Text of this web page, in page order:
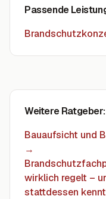
Passende
Weitere Ratgeber
Bauaufsicht und
→
wirklich regelt –
stattdessen kennt